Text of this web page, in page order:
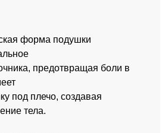
форма подушки
предотвращая боли в
под плечо, создавая
тела.